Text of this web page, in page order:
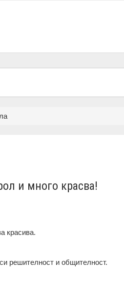
и много красва!
красива.
решителност и общителност.